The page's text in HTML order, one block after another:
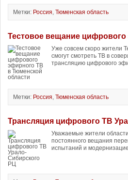
Метки: Россия, Тюменская область
Тестовое вещание
Уже совсем скоро жители
смогут смотреть ТВ в
трансляцию цифрового
Метки: Россия, Тюменская область
Трансляция цифрового ТВ
Уважаемые жители
постоянного вещания
испытаний и